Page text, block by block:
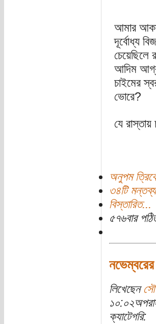
আমার
দূর্বোধ্য
আদিম
চাইমের
ভোরে?
যে
অনুপম
৩৪টি মন্তব্য
বিস্তারিত...
৫৭৬বার
লিখেছেন
ক্যাটেগরি: